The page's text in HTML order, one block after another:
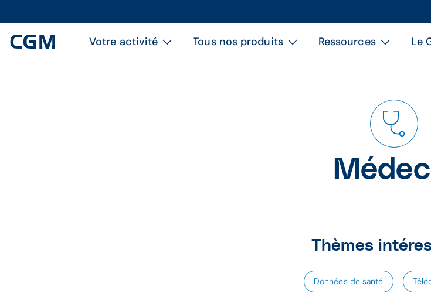
Votre activité Tous nos produits Ressources Le
Thèmes
Données de santé